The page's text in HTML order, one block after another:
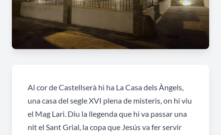
Al cor de Castellserà hi ha La Casa dels Àngels,
una casa del segle XVI plena de misteris, on hi viu
el Mag Lari. Diu la llegenda que hi va passar una
nit el Sant Grial, la copa que Jesús va fer servir